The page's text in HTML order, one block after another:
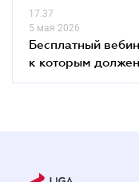
17.37
5 мая 2026
Бесплатный
к которым